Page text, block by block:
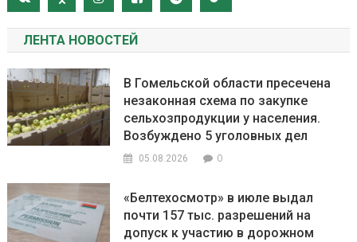
ЛЕНТА НОВОСТЕЙ
В Гомельской области пресечена
незаконная схема по закупке
сельхозпродукции у населения.
Возбуждено 5 уголовных дел
05.08.2026 0
«Белтехосмотр» в июле выдал
почти 157 тыс. разрешений на
допуск к участию в дорожном